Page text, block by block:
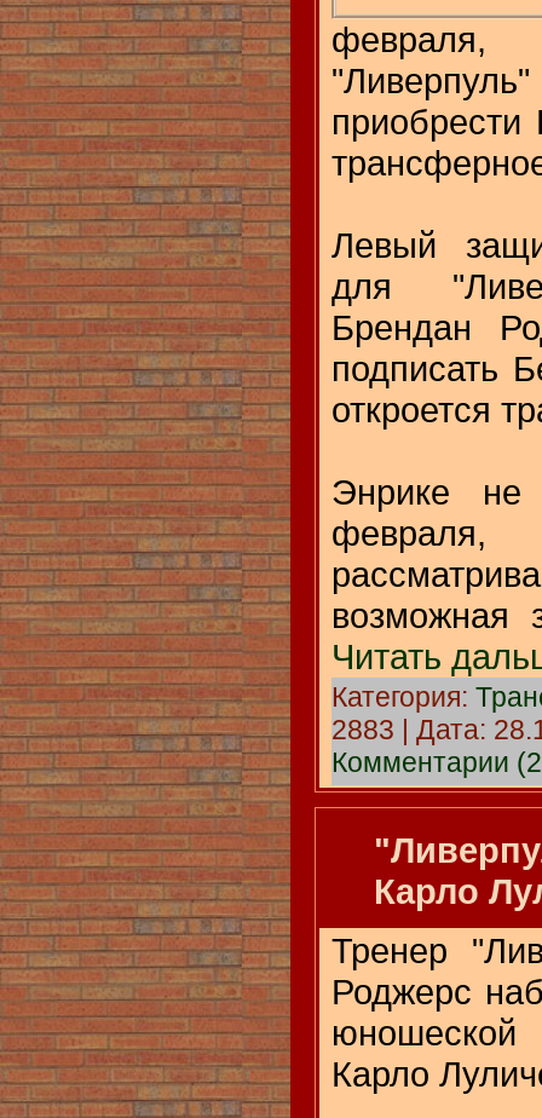
приобрести
Левый
для
Брендан
подписать
откроется
Энрике не
возможная
Читать
Категория:
2883 | Дата:
Комментарии
Карло
Тренер
Роджерс
юношеской
Карло